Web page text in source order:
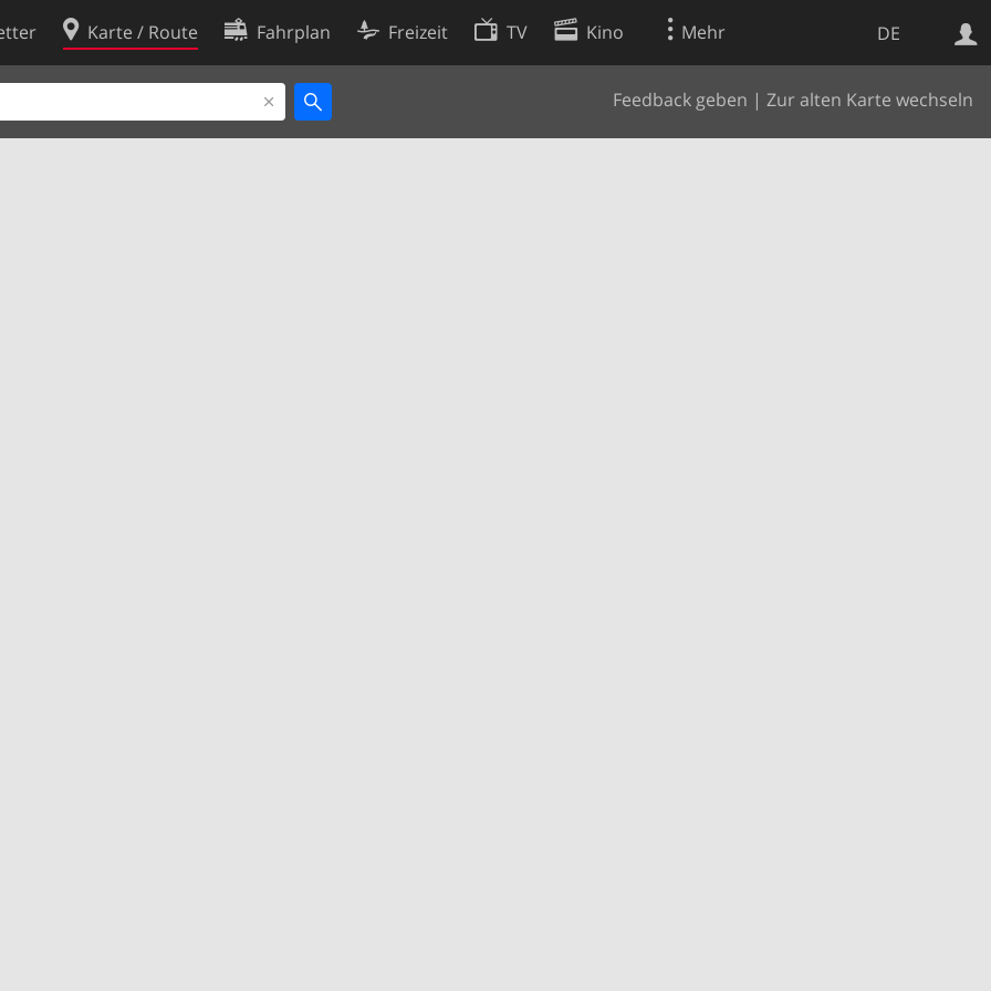
DE
Karte / Route Fahrplan Freizeit TV Kino Mehr
Feedback geben | Zur alten Karte wechseln
Websuche
Cookie-Richtlinie
Cookie-Einstellungen